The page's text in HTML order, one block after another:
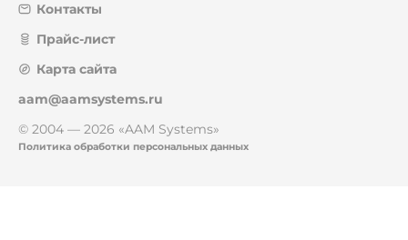
Контакты
Прайс-лист
Карта сайта
aam@aamsystems.ru
© 2004 — 2026 «AAM Systems»
Политика обработки персональных данных